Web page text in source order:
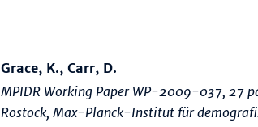
Grace, K., Carr, D.
MPIDR Working Paper WP-2009-037, 27
Rostock, Max-Planck-Institut für